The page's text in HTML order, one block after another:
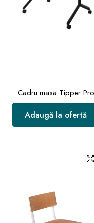
Cadru masa Tipper Pro
Adaugă la ofertă